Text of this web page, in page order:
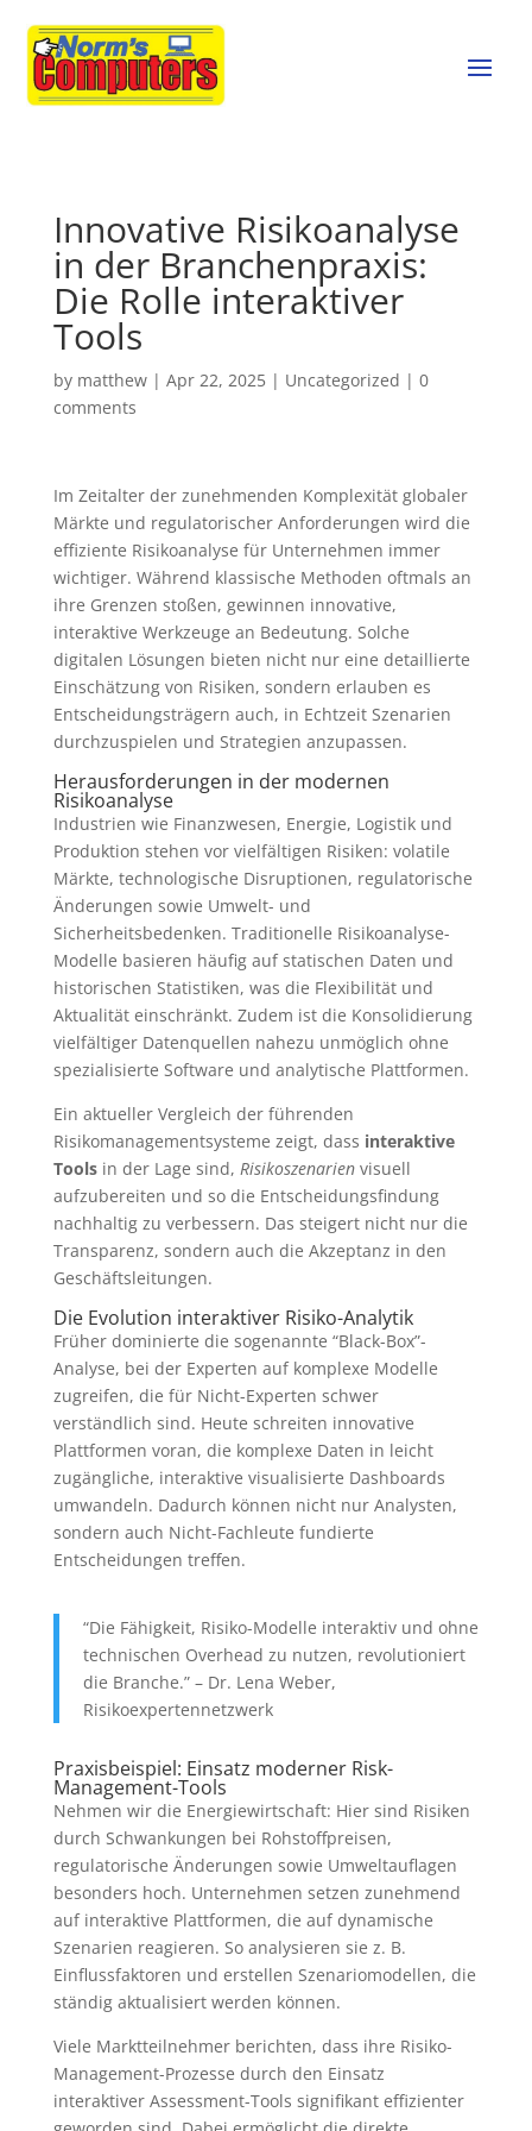
Innovative Risikoanalyse
in der Branchenpraxis:
Die Rolle interaktiver
Tools
by matthew| Apr 22, 2025| Uncategorized | 0
comments
Im Zeitalter der zunehmenden Komplexität globaler
Märkte und regulatorischer Anforderungen wird die
effiziente Risikoanalyse für Unternehmen immer
wichtiger. Während klassische Methoden oftmals an
ihre Grenzen stoßen, gewinnen innovative,
interaktive Werkzeuge an Bedeutung. Solche
digitalen Lösungen bieten nicht nur eine detaillierte
Einschätzung von Risiken, sondern erlauben es
Entscheidungsträgern auch, in Echtzeit Szenarien
durchzuspielen und Strategien anzupassen.
Herausforderungen in der modernen
Risikoanalyse
Industrien wie Finanzwesen, Energie, Logistik und
Produktion stehen vor vielfältigen Risiken: volatile
Märkte, technologische Disruptionen, regulatorische
Änderungen sowie Umwelt- und
Sicherheitsbedenken. Traditionelle Risikoanalyse-
Modelle basieren häufig auf statischen Daten und
historischen Statistiken, was die Flexibilität und
Aktualität einschränkt. Zudem ist die Konsolidierung
vielfältiger Datenquellen nahezu unmöglich ohne
spezialisierte Software und analytische Plattformen.
Ein aktueller Vergleich der führenden
Risikomanagementsysteme zeigt, dass interaktive
Toolsin der Lage sind, Risikoszenarienvisuell
aufzubereiten und so die Entscheidungsfindung
nachhaltig zu verbessern. Das steigert nicht nur die
Transparenz, sondern auch die Akzeptanz in den
Geschäftsleitungen.
Die Evolution interaktiver Risiko-Analytik
Früher dominierte die sogenannte “Black-Box”-
Analyse, bei der Experten auf komplexe Modelle
zugreifen, die für Nicht-Experten schwer
verständlich sind. Heute schreiten innovative
Plattformen voran, die komplexe Daten in leicht
zugängliche, interaktive visualisierte Dashboards
umwandeln. Dadurch können nicht nur Analysten,
sondern auch Nicht-Fachleute fundierte
Entscheidungen treffen.
“Die Fähigkeit, Risiko-Modelle interaktiv und ohne
technischen Overhead zu nutzen, revolutioniert
die Branche.” – Dr. Lena Weber,
Risikoexpertennetzwerk
Praxisbeispiel: Einsatz moderner Risk-
Management-Tools
Nehmen wir die Energiewirtschaft: Hier sind Risiken
durch Schwankungen bei Rohstoffpreisen,
regulatorische Änderungen sowie Umweltauflagen
besonders hoch. Unternehmen setzen zunehmend
auf interaktive Plattformen, die auf dynamische
Szenarien reagieren. So analysieren sie z. B.
Einflussfaktoren und erstellen Szenariomodellen, die
ständig aktualisiert werden können.
Viele Marktteilnehmer berichten, dass ihre Risiko-
Management-Prozesse durch den Einsatz
interaktiver Assessment-Tools signifikant effizienter